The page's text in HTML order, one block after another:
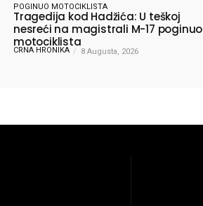
POGINUO MOTOCIKLISTA
Tragedija kod Hadžića: U teškoj
nesreći na magistrali M-17 poginuo
motociklista
CRNA HRONIKA 8 Augusta, 2026